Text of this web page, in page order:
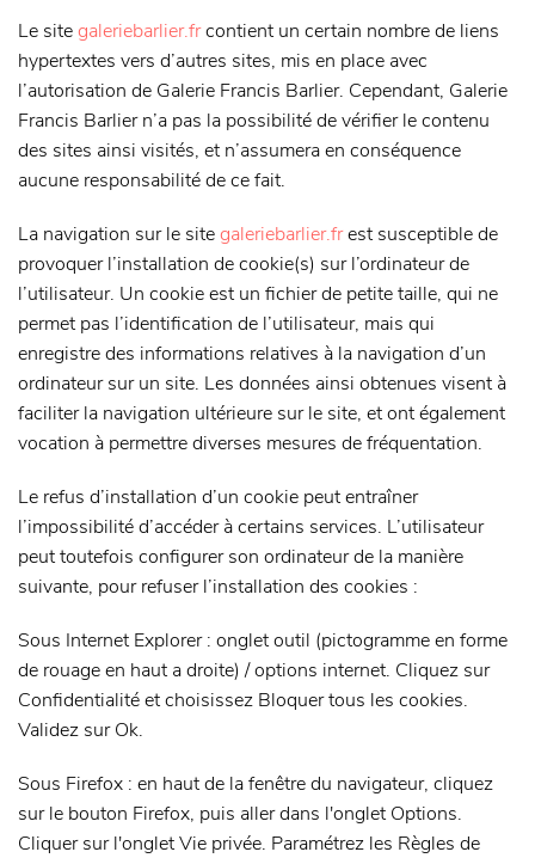
Le sitegaleriebarlier.frcontient un certain nombre de liens
hypertextes vers d’autres sites, mis en place avec
l’autorisation de Galerie Francis Barlier. Cependant, Galerie
Francis Barlier n’a pas la possibilité de vérifier le contenu
des sites ainsi visités, et n’assumera en conséquence
aucune responsabilité de ce fait.
La navigation sur le sitegaleriebarlier.frest susceptible de
provoquer l’installation de cookie(s) sur l’ordinateur de
l’utilisateur. Un cookie est un fichier de petite taille, qui ne
permet pas l’identification de l’utilisateur, mais qui
enregistre des informations relatives à la navigation d’un
ordinateur sur un site. Les données ainsi obtenues visent à
faciliter la navigation ultérieure sur le site, et ont également
vocation à permettre diverses mesures de fréquentation.
Le refus d’installation d’un cookie peut entraîner
l’impossibilité d’accéder à certains services. L’utilisateur
peut toutefois configurer son ordinateur de la manière
suivante, pour refuser l’installation des cookies :
Sous Internet Explorer : onglet outil (pictogramme en forme
de rouage en haut a droite) / options internet. Cliquez sur
Confidentialité et choisissez Bloquer tous les cookies.
Validez sur Ok.
Sous Firefox : en haut de la fenêtre du navigateur, cliquez
sur le bouton Firefox, puis aller dans l'onglet Options.
Cliquer sur l'onglet Vie privée. Paramétrez les Règles de